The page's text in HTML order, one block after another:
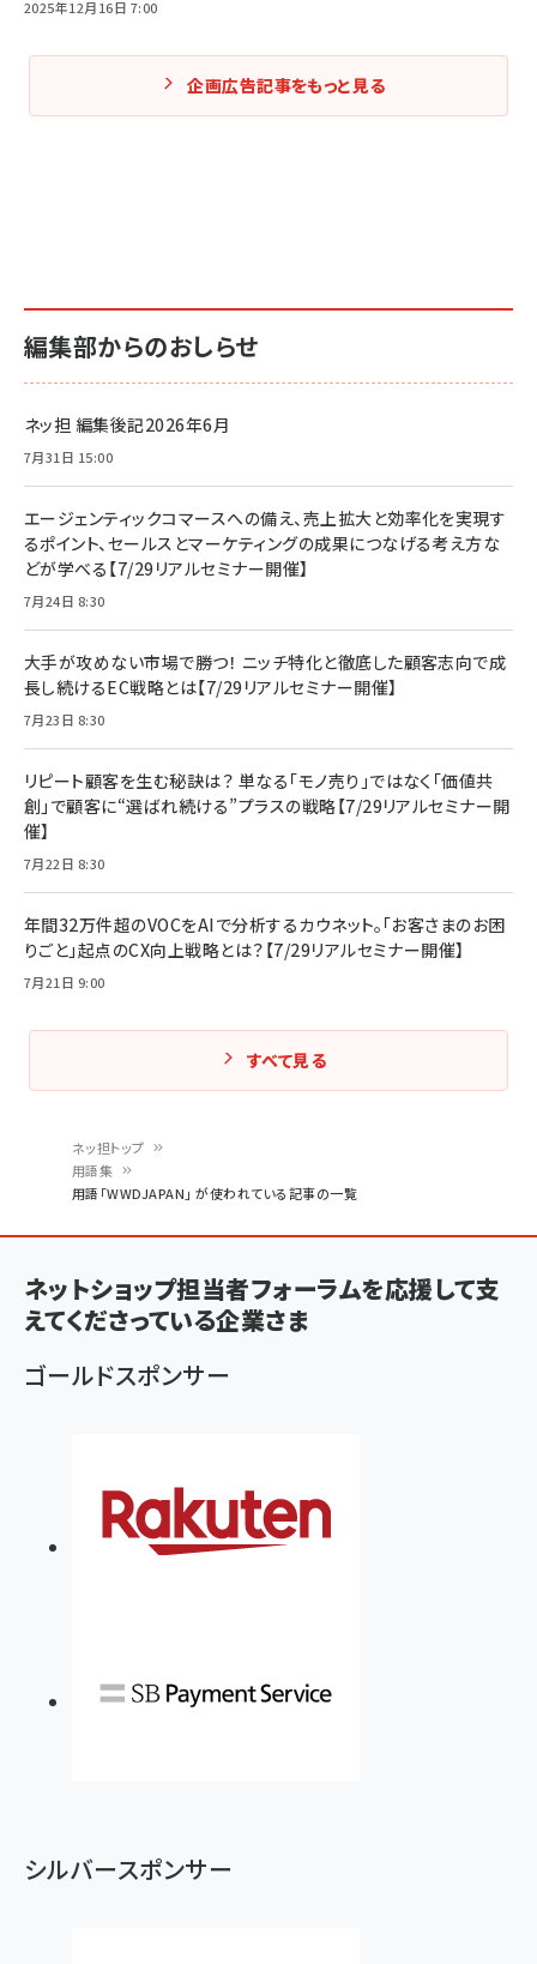
ン
く
ず
ネッ担トップ
用語集
用語「WWDJAPAN」 が使われている記事の一覧
2025年12月16日 7:00
企画広告記事をもっと見る
編集部からのおしらせ
ネッ担 編集後記2026年6月
7月31日 15:00
エージェンティックコマースへの備え、売上拡大と効率化を実現す
るポイント、セールスとマーケティングの成果につなげる考え方な
どが学べる【7/29リアルセミナー開催】
7月24日 8:30
大手が攻めない市場で勝つ！ ニッチ特化と徹底した顧客志向で成
長し続けるEC戦略とは【7/29リアルセミナー開催】
7月23日 8:30
リピート顧客を生む秘訣は？ 単なる「モノ売り」ではなく「価値共
創」で顧客に“選ばれ続ける”プラスの戦略【7/29リアルセミナー開
催】
7月22日 8:30
年間32万件超のVOCをAIで分析するカウネット。「お客さまのお困
りごと」起点のCX向上戦略とは？【7/29リアルセミナー開催】
7月21日 9:00
すべて見る
ネットショップ担当者フォーラムを応援して支
えてくださっている企業さま
ゴールドスポンサー
シルバースポンサー